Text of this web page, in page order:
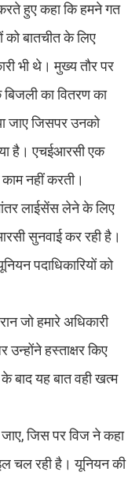
हुए कहा कि हमने गत
को बातचीत के लिए
भी थे। मुख्य तौर पर
बिजली का वितरण का
जाए जिसपर उनको
है। एचईआरसी एक
नहीं करती।
लाईसेंस लेने के लिए
सुनवाई कर रही है।
पदाधिकारियों को
जो हमारे अधिकारी
हस्ताक्षर किए
बाद यह बात वही खत्म
जाए, जिस पर विज ने कहा
चल रही है। यूनियन की